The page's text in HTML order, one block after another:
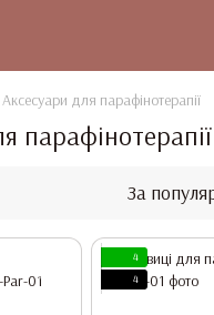
Аксесуари для парафінотерапії
парафінотерапії
За
4
4